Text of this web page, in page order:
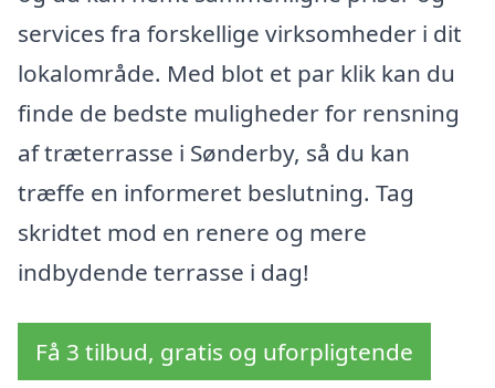
services fra forskellige virksomheder i dit
lokalområde. Med blot et par klik kan du
finde de bedste muligheder for rensning
af træterrasse i Sønderby, så du kan
træffe en informeret beslutning. Tag
skridtet mod en renere og mere
indbydende terrasse i dag!
Få 3 tilbud, gratis og uforpligtende